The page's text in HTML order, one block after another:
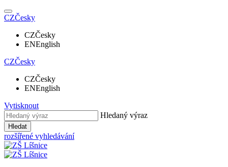
CZČesky
CZČesky
ENEnglish
CZČesky
CZČesky
ENEnglish
Vytisknout
Hledaný výraz
Hledat
rozšířené vyhledávání